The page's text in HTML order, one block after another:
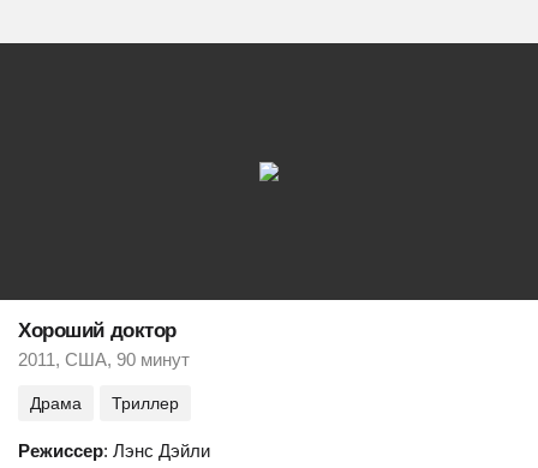
Хороший доктор
2011, США, 90 минут
Драма Триллер
Режиссер: Лэнс Дэйли